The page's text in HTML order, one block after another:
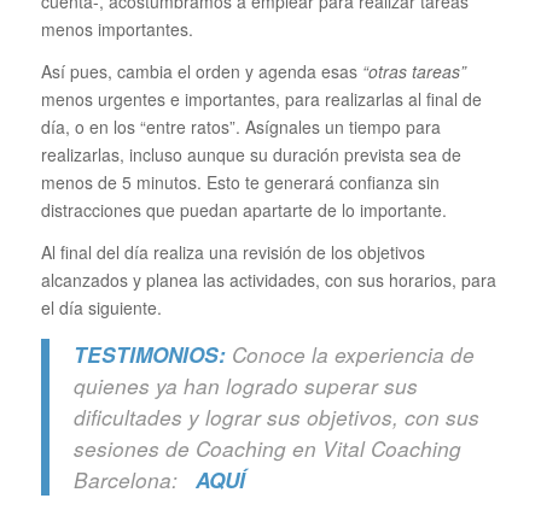
menos importantes.
Así pues, cambia el orden y agenda esas “otras tareas”
menos urgentes e importantes, para realizarlas al final de
día, o en los “entre ratos”. Asígnales un tiempo para
realizarlas, incluso aunque su duración prevista sea de
menos de 5 minutos. Esto te generará confianza sin
distracciones que puedan apartarte de lo importante.
Al final del día realiza una revisión de los objetivos
alcanzados y planea las actividades, con sus horarios, para
el día siguiente.
TESTIMONIOS:Conoce la experiencia de
quienes ya han logrado superar sus
dificultades y lograr sus objetivos, con sus
sesiones de Coaching en Vital Coaching
Barcelona:
AQUÍ